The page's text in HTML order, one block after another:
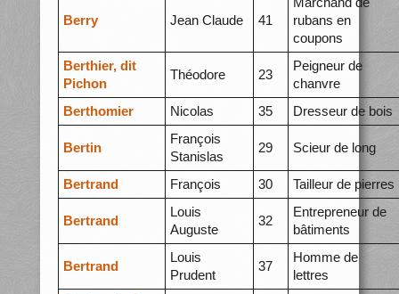
Berry Jean Claude 41
rubans en
coupons
Berthier, dit
Pichon
Théodore 23
Peigneur de
chanvre
Berthomier
Nicolas 35 Dresseur de bois
Bertin
François
Stanislas
29 Scieur de long
Bertrand François 30 Tailleur de pierres
Bertrand
Louis
Auguste
32
Entrepreneur de
bâtiments
Bertrand
Louis
Prudent
37
Homme de
lettres